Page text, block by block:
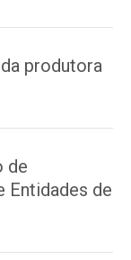
produtora
de
Entidades de